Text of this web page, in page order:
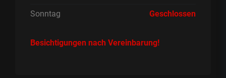
Sonntag Geschlossen
Besichtigungen nach Vereinbarung!